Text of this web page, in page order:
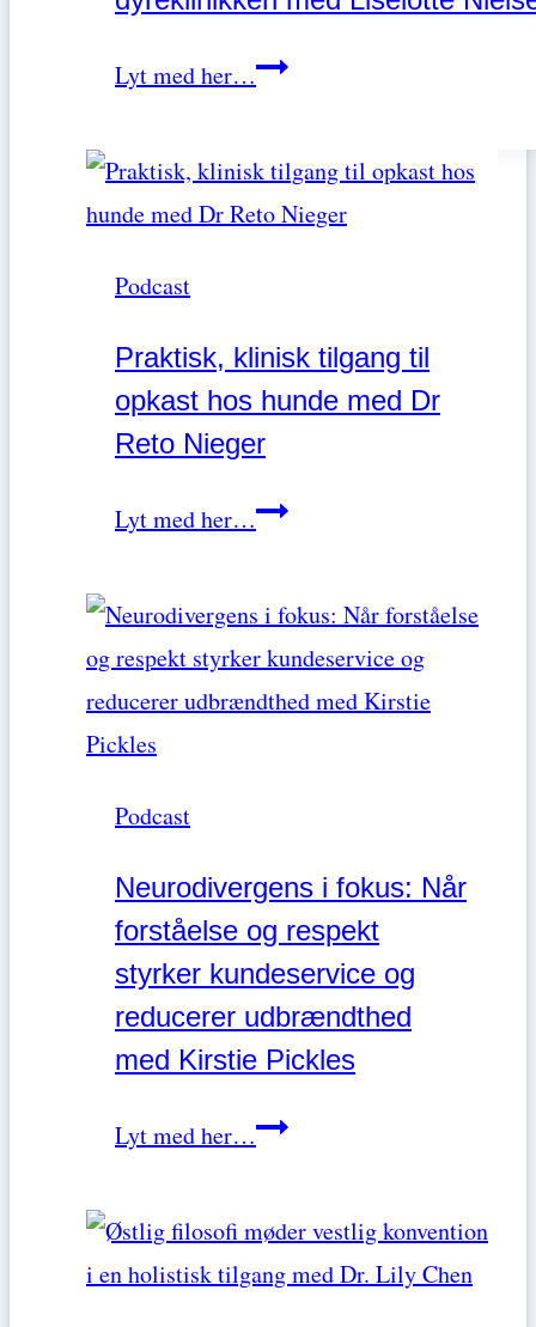
Lyt med her…Guide
den
lovpligtige
tips
til
dyreklinikken
med
Podcast
Praktisk, klinisk tilgang til
opkast hos hunde med Dr
Reto Nieger
Lyt med her…Praktisk,
tilgang
til
opkast
Reto
Nieger
Podcast
Neurodivergens i fokus: Når
forståelse og respekt
styrker kundeservice og
reducerer udbrændthed
med Kirstie Pickles
Lyt med her…Neurodivergens
fokus: